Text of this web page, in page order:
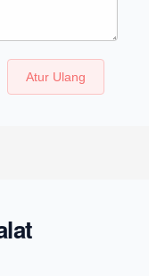
Atur Ulang